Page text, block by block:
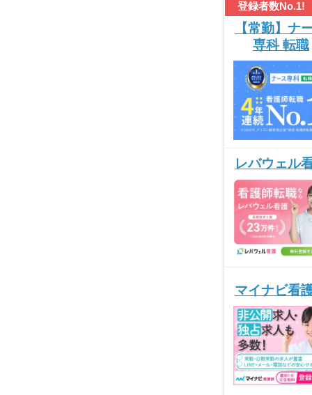
登録者数No.1!
【常勤】ナ
専科 転職
レバウェル
マイナビ看